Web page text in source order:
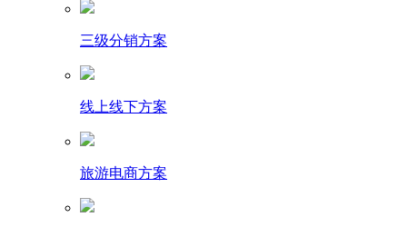
三级分销方案
线上线下方案
旅游电商方案